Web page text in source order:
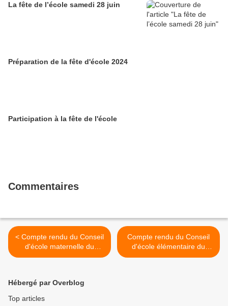
La fête de l’école samedi 28 juin
Préparation de la fête d'école 2024
Participation à la fête de l'école
Commentaires
< Compte rendu du Conseil
d'école maternelle du
8/06/2018
Compte rendu du Conseil
d'école élémentaire du
15/06/2018 >
Hébergé par Overblog
Top articles